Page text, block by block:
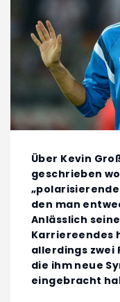
Über Kevin
geschrieben
den man
Anlässlich
Karriereendes
allerdings
die ihm neue
eingebracht